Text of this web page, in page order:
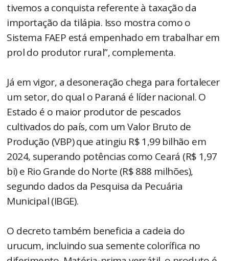
tivemos a conquista referente à taxação da
importação da tilápia. Isso mostra como o
Sistema FAEP está empenhado em trabalhar em
prol do produtor rural”, complementa.
Já em vigor, a desoneração chega para fortalecer
um setor, do qual o Paraná é líder nacional. O
Estado é o maior produtor de pescados
cultivados do país, com um Valor Bruto de
Produção (VBP) que atingiu R$ 1,99 bilhão em
2024, superando potências como Ceará (R$ 1,97
bi) e Rio Grande do Norte (R$ 888 milhões),
segundo dados da Pesquisa da Pecuária
Municipal (IBGE).
O decreto também beneficia a cadeia do
urucum, incluindo sua semente colorífica no